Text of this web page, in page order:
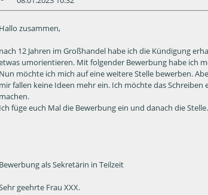
Hallo zusammen,
nach 12 Jahren im Großhandel habe ich die Kündigung
umorientieren. Mit folgender Bewerbung habe ich
Nun möchte ich mich auf eine weitere Stelle bewerben.
mir fallen keine Ideen mehr ein. Ich möchte das
machen.
Ich füge euch Mal die Bewerbung ein und danach die Stelle.
Bewerbung als Sekretärin in Teilzeit
geehrte Frau XXX.